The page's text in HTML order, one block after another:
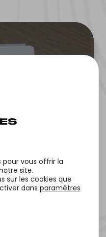
?
pour vous offrir la
site.
sur les cookies que
dans paramètres